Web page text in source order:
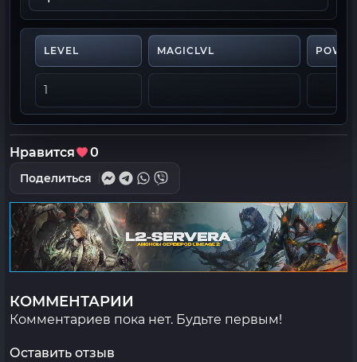
LEVEL MAGICLVL
1
Нравится 0
Поделиться
КОММЕНТАРИИ
Комментариев пока нет. Будьте первым!
Оставить отзыв